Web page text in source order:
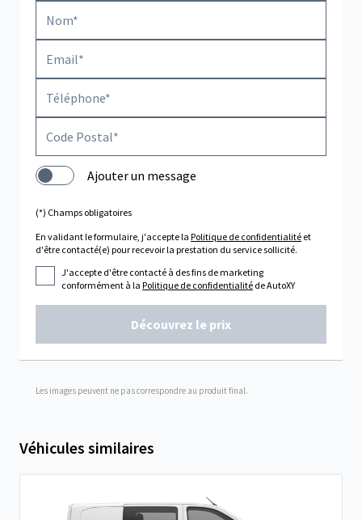
Ajouter un message
(*) Champs obligatoires
En validant le formulaire, j'accepte la Politique de confidentialité et
d'être contacté(e) pour recevoir la prestation du service sollicité.
J'accepte d'être contacté à des fins de marketing
conformément à la Politique de confidentialité de AutoXY
Découvrez le prix
Les images peuvent ne pas correspondre au produit final.
Véhicules similaires